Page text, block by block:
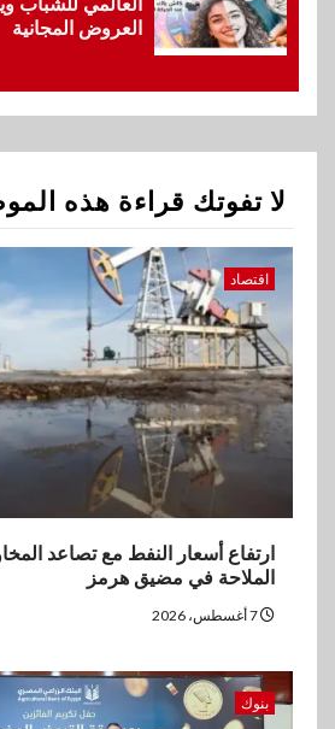
1
ارتفاع أسعار
المخاوف بشأن
بنوك
البنك الزراعي
المتميزين بعد
بالقروض
الأول 2026
3
بنوك
يورو صافي ربح
2026
اخبار
غرفة القاهرة تنظم
5
العروض المجانية
لا تفوتك قراءة هذه
اقتصاد
ارتفاع أسعار النفط مع تصاعد
الملاحة في مضيق هرمز
بنوك